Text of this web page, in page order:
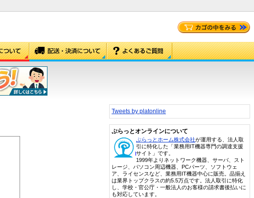
Tweets by platonline
ぷらっとオンラインについて
ぷらっとホーム株式会社が運用する、法人取
引に特化した「業務用IT機器専門の調達支援
サイト」です。
1999年よりネットワーク機器、サーバ、スト
レージ、パソコン周辺機器、PCパーツ、ソフトウェ
ア、ライセンスなど、業務用IT機器中心に販売。品揃え
は業界トップクラスの約5.5万点です。法人取引に特化
し、学校・官公庁・一般法人のお客様の請求書後払いに
も対応しています。